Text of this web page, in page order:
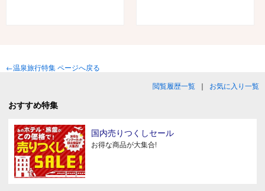
←温泉旅行特集 ページへ戻る
閲覧履歴一覧 ｜ お気に入り一覧
おすすめ特集
国内売りつくしセール
お得な商品が大集合!